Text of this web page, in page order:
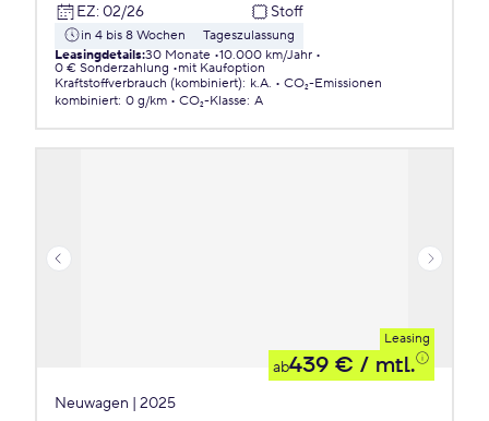
EZ: 02/26 Stoff
in 4 bis 8 Wochen
Tageszulassung
Leasingdetails:30 Monate 10.000 km/Jahr
0 € Sonderzahlung
mit Kaufoption
Kraftstoffverbrauch (kombiniert): k.A.
CO₂-Emissionen
kombiniert: 0 g/km CO₂-Klasse: A
Leasing
ab439 € / mtl.
Neuwagen | 2025